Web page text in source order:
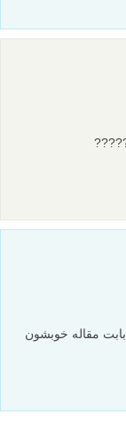
مقاله خوبشون